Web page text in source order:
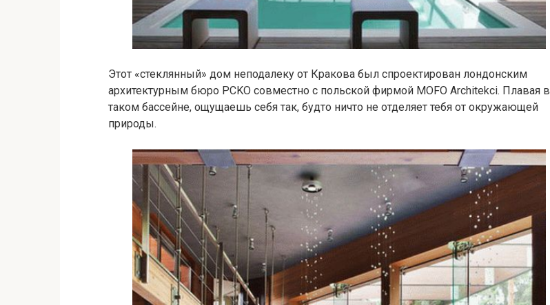
Этот «стеклянный» дом неподалеку от Кракова был спроектирован лондонским
архитектурным бюро PCKO совместно с польской фирмой MOFO Architekci. Плавая в
таком бассейне, ощущаешь себя так, будто ничто не отделяет тебя от окружающей
природы.